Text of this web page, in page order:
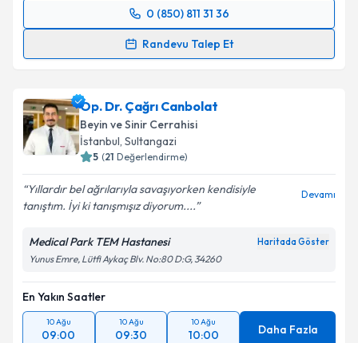
0 (850) 811 31 36
Randevu Talep Et
Randevu Takvimi Talebi
takvim hazırlandığında e-posta ile bilgilendireceğiz.
E-posta Adresiniz
Kişisel verilerimin işlenmesine ilişkin
kapsamda işlenmesini kabul ediyorum.
Op. Dr. Çağrı Canbolat
Beyin ve Sinir Cerrahisi
İstanbul, Sultangazi
5 (21 Değerlendirme)
Yıllardır bel ağrılarıyla savaşıyorken kendisiyle
tanıştım. İyi ki tanışmışız diyorum....
Devamı
Medical Park TEM Hastanesi Haritada Göster
Yunus Emre, Lütfi Aykaç Blv. No:80 D:G, 34260
En Yakın Saatler
10 Ağu
09:00
10 Ağu
09:30
10 Ağu
10:00 Daha Fazla